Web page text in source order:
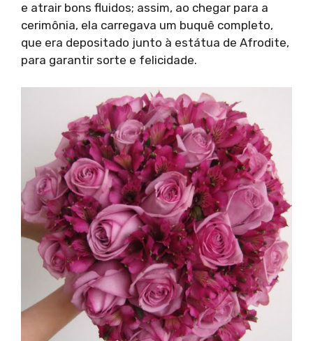
e atrair bons fluidos; assim, ao chegar para a
cerimônia, ela carregava um buquê completo,
que era depositado junto à estátua de Afrodite,
para garantir sorte e felicidade.